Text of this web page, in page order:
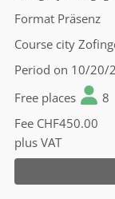
Format Präsenz
Course city
Period on 10/20/
Free places
8
Fee CHF450.00
plus VAT